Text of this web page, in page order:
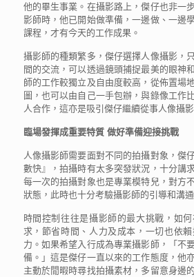
他的畢生事業。在攝影路上，傑仔也非一
影師時，他已開始做準備，一邊做、一邊
課程，才有今天的工作成果。
攝影師的種類繁多，傑仔選擇人像攝影，
間的交流，可以透過鏡頭捕捉最美的眼神
師的工作較獨立及自由度較高，從佈置場
圖，也可以由自己一手包辦，與錄像工作
人合作，這亦是吸引傑仔繼續從事人像攝
臨場發揮成重要特質 做好準備迎接挑戰
人像攝影師需要面對不同的拍攝對象，傑
數快』，拍攝時有太多突發狀況，十分講
每一次的拍攝對象也是專業模特兒，對方
狀態，此時也十分考驗攝影師的引導和溝通
時間控制往往是攝影師的最大挑戰，如
求，節省時間、人力及成本，一切也依
力。如果希望入行成為專業攝影師，「不
備。」這是傑仔一直以來的工作態度，他
主動於閒暇時尋找拍攝素材，多留意身邊